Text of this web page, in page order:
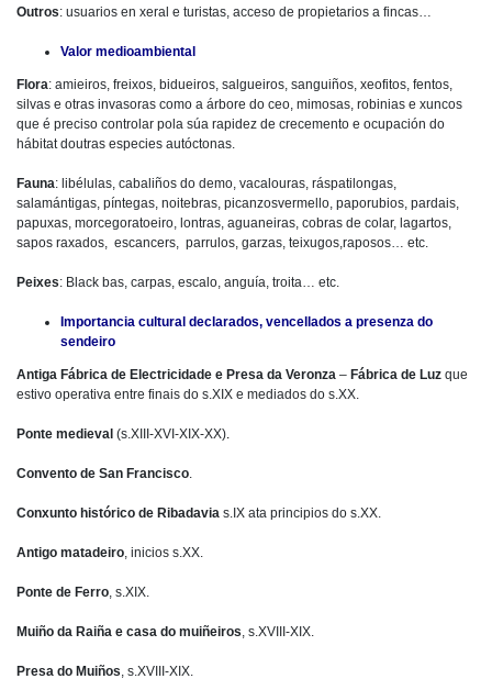
Outros: usuarios en xeral e turistas, acceso de propietarios a fincas…
Valor medioambiental
Flora: amieiros, freixos, bidueiros, salgueiros, sanguiños, xeofitos, fentos,
silvas e otras invasoras como a árbore do ceo, mimosas, robinias e xuncos
que é preciso controlar pola súa rapidez de crecemento e ocupación do
hábitat doutras especies autóctonas.
Fauna: libélulas, cabaliños do demo, vacalouras, ráspatilongas,
salamántigas, píntegas, noitebras, picanzosvermello, paporubios, pardais,
papuxas, morcegoratoeiro, lontras, aguaneiras, cobras de colar, lagartos,
sapos raxados, escancers, parrulos, garzas, teixugos,raposos… etc.
Peixes: Black bas, carpas, escalo, anguía, troita… etc.
Importancia cultural declarados, vencellados a presenza do
sendeiro
Antiga Fábrica de Electricidade e Presa da Veronza – Fábrica de Luz que
estivo operativa entre finais do s.XIX e mediados do s.XX.
Ponte medieval (s.XIII-XVI-XIX-XX)
Convento de San Francisco
Conxunto histórico de Ribadavia s.IX ata principios do s.XX.
Antigo matadeiro , inicios s.XX.
Ponte de Ferro , s.XIX.
Muiño da Raiña e casa do muiñeiros , s.XVIII-XIX.
Presa do Muiños , s.XVIII-XIX.